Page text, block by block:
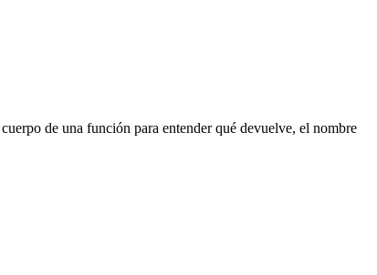
de una función para entender qué devuelve, el nombre